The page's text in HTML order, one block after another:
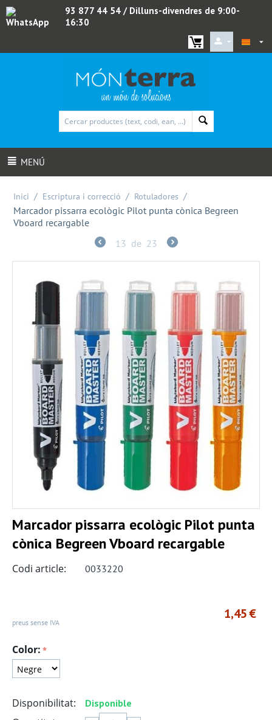
WhatsApp
93 877 44 54 / Dilluns-divendres de 9:00-
16:30
MENÚ
Inici / Escriptura i correcció / Rotuladores /
Marcador pissarra ecològic Pilot punta cònica Begreen
Vboard recargable
13 de 23
Marcador pissarra ecològic Pilot punta
cònica Begreen Vboard recargable
Codi article: 0033220
1,45€
preus sense IVA
Color:
Disponibilitat: Disponible